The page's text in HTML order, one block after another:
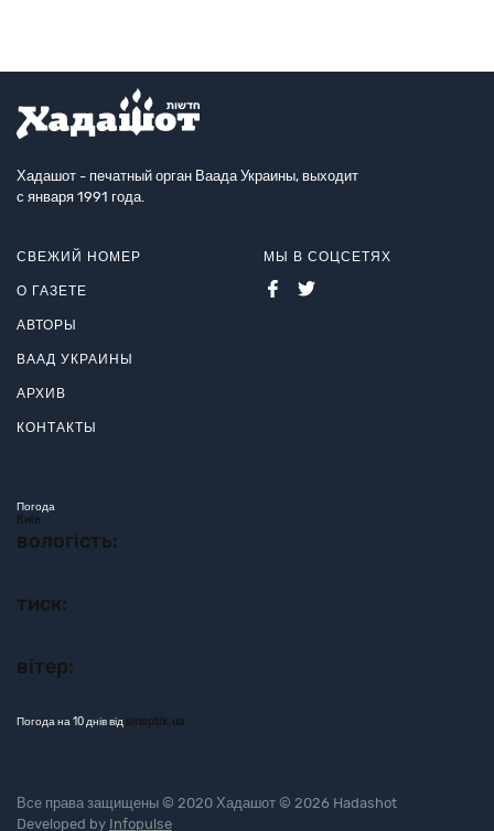
Хадашот - печатный орган Ваада Украины, выходит
с января 1991 года.
СВЕЖИЙ НОМЕР
О ГАЗЕТЕ
АВТОРЫ
ВААД УКРАИНЫ
АРХИВ
КОНТАКТЫ
МЫ В СОЦСЕТЯХ
Погода
Київ
вологість:
тиск:
вітер:
Погода на 10 днів від sinoptik.ua
Все права защищены © 2020 Хадашот © 2026 Hadashot
Developed by Infopulse